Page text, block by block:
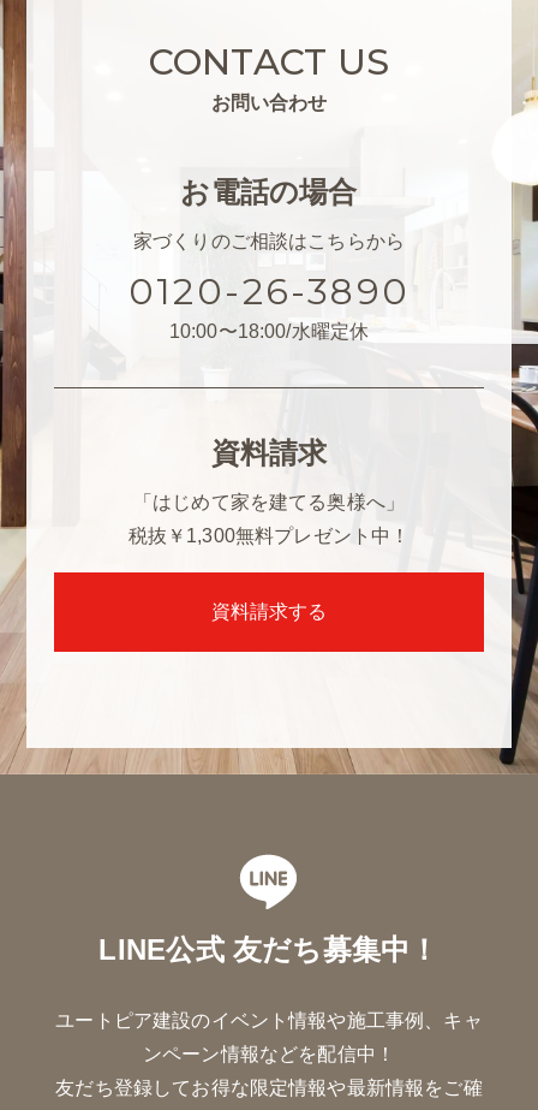
CONTACT US
お問い合わせ
お電話の場合
家づくりのご相談はこちらから
0120-26-3890
10:00〜18:00/水曜定休
資料請求
「はじめて家を建てる奥様へ」
税抜￥1,300無料プレゼント中！
資料請求する
LINE公式 友だち募集中！
ユートピア建設のイベント情報や施工事例、キャ
ンペーン情報などを配信中！
友だち登録してお得な限定情報や最新情報をご確